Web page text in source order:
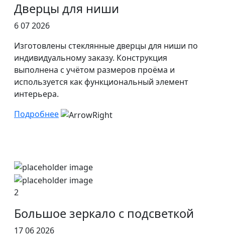
Дверцы для ниши
6 07 2026
Изготовлены стеклянные дверцы для ниши по
индивидуальному заказу. Конструкция
выполнена с учётом размеров проёма и
используется как функциональный элемент
интерьера.
Подробнее
2
Большое зеркало с подсветкой
17 06 2026